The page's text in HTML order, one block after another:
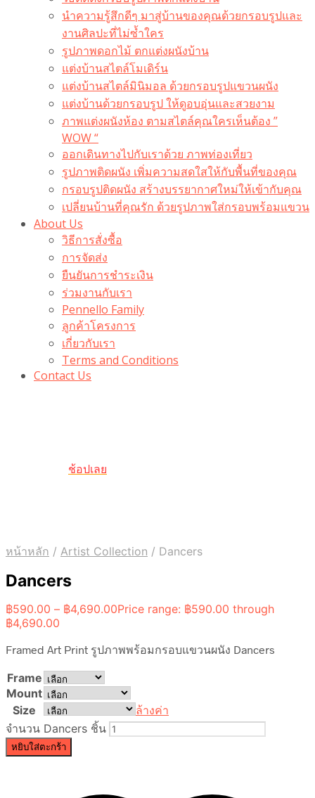
นำความรู้สึกดีๆ มาสู่บ้านของคุณด้วยกรอบรูปและ
งานศิลปะที่ไม่ซ้ำใคร
รูปภาพดอกไม้ ตกแต่งผนังบ้าน
แต่งบ้านสไตล์โมเดิร์น
แต่งบ้านสไตล์มินิมอล ด้วยกรอบรูปแขวนผนัง
แต่งบ้านด้วยกรอบรูป ให้ดูอบอุ่นและสวยงาม
ภาพแต่งผนังห้อง ตามสไตล์คุณใครเห็นต้อง ”
WOW “
ออกเดินทางไปกับเราด้วย ภาพท่องเที่ยว
รูปภาพติดผนัง เพิ่มความสดใสให้กับพื้นที่ของคุณ
กรอบรูปติดผนัง สร้างบรรยากาศใหม่ให้เข้ากับคุณ
เปลี่ยนบ้านที่คุณรัก ด้วยรูปภาพใส่กรอบพร้อมแขวน​
About Us
วิธีการสั่งซื้อ
การจัดส่ง
ยืนยันการชำระเงิน
ร่วมงานกับเรา
Pennello Family
ลูกค้าโครงการ
เกี่ยวกับเรา
Terms and Conditions
Contact Us
ช้อปเลย
หน้าหลัก / Artist Collection / Dancers
Dancers
฿590.00 – ฿4,690.00Price range: ฿590.00 through
฿4,690.00
Framed Art Print รูปภาพพร้อมกรอบแขวนผนัง Dancers
Frame
Mount
Size
ล้างค่า
จำนวน Dancers ชิ้น
หยิบใส่ตะกร้า